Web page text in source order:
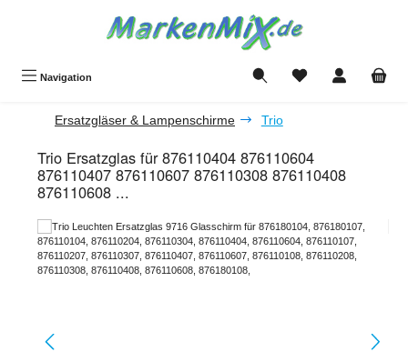
Navigation Du hast 0 Produkte
Ersatzgläser & Lampenschirme Trio
Trio Ersatzglas für 876110404 876110604
876110407 876110607 876110308 876110408
876110608 ...
Bildergalerie überspringen